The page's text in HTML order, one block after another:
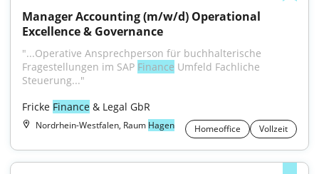
Manager Accounting (m/w/d) Operational
Excellence & Governance
"...Operative Ansprechperson für buchhalterische
Fragestellungen im SAP Finance Umfeld Fachliche
Steuerung..."
Fricke Finance & Legal GbR
Nordrhein-Westfalen, Raum Hagen Homeoffice Vollzeit